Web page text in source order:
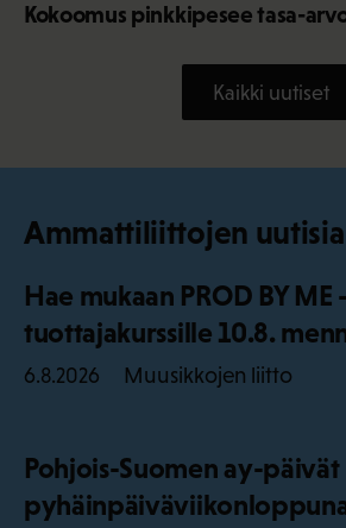
Kokoomus pinkkipesee tasa-
Kaikki uutiset
Ammattiliittojen uutisia
Hae mukaan PROD BY ME -
tuottajakurssille 10.8.
6.8.2026 Muusikkojen liitto
Pohjois-Suomen ay-päivät